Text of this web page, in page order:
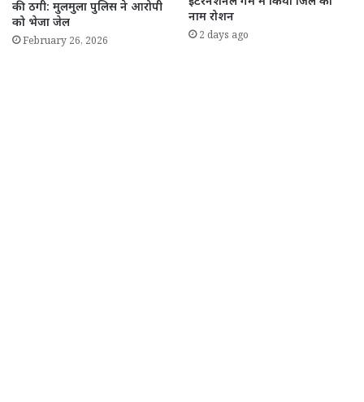
की ठगी: मुलमुला पुलिस ने आरोपी
को भेजा जेल
February 26, 2026
नाम रोशन
2 days ago